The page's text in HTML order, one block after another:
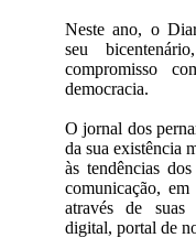
Neste ano, o
seu
compromisso
democracia.
O jornal dos
da sua existência
às tendências
comunicação,
através de suas
digital, portal de